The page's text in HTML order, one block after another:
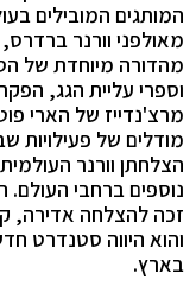
המותגים המובילים
מאולפני וורנר
מהדורה מיוחדת של
וספרי עליית הגג,
מרצ'נדייז של הארי
מודלים של פעילויות
הצלחתן וורנר
נוספים ברחבי העולם.
זכה להצלחה אדירה,
והוא היווה סטנדרט
בארץ.